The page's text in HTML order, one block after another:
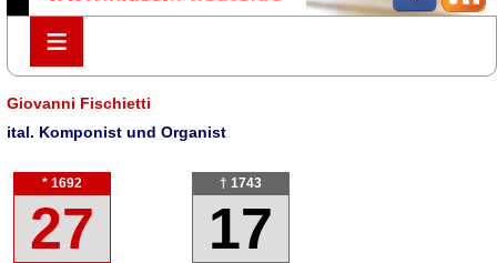
≡
≡
Giovanni Fischietti
ital. Komponist und Organist
* 1692
27
† 1743
17